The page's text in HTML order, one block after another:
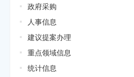
政府采购
人事信息
建议提案办理
重点领域信息
统计信息